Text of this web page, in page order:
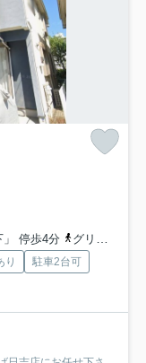
」 停歩4分
グリーンライン「日吉本町」駅 徒歩23分
り
駐車2台可